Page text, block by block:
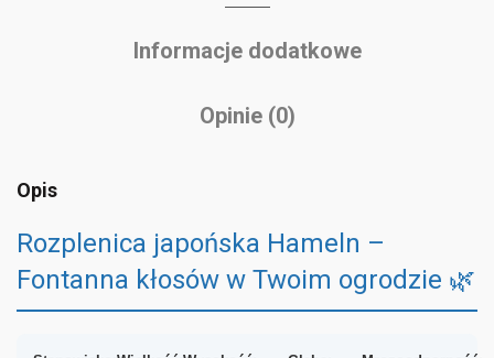
Informacje dodatkowe
Opinie (0)
Opis
Rozplenica japońska Hameln –
Fontanna kłosów w Twoim ogrodzie 🌿